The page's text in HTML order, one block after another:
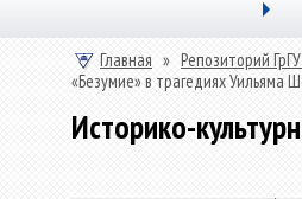
Главная » Репозиторий
«Безумие» в трагедиях Уильяма
Историко-